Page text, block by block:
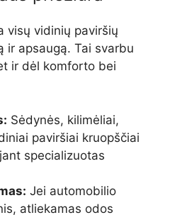
visų vidinių paviršių
ir apsaugą. Tai svarbu
ir dėl komforto bei
Sėdynės, kilimėliai,
paviršiai kruopščiai
specializuotas
Jei automobilio
atliekamas odos